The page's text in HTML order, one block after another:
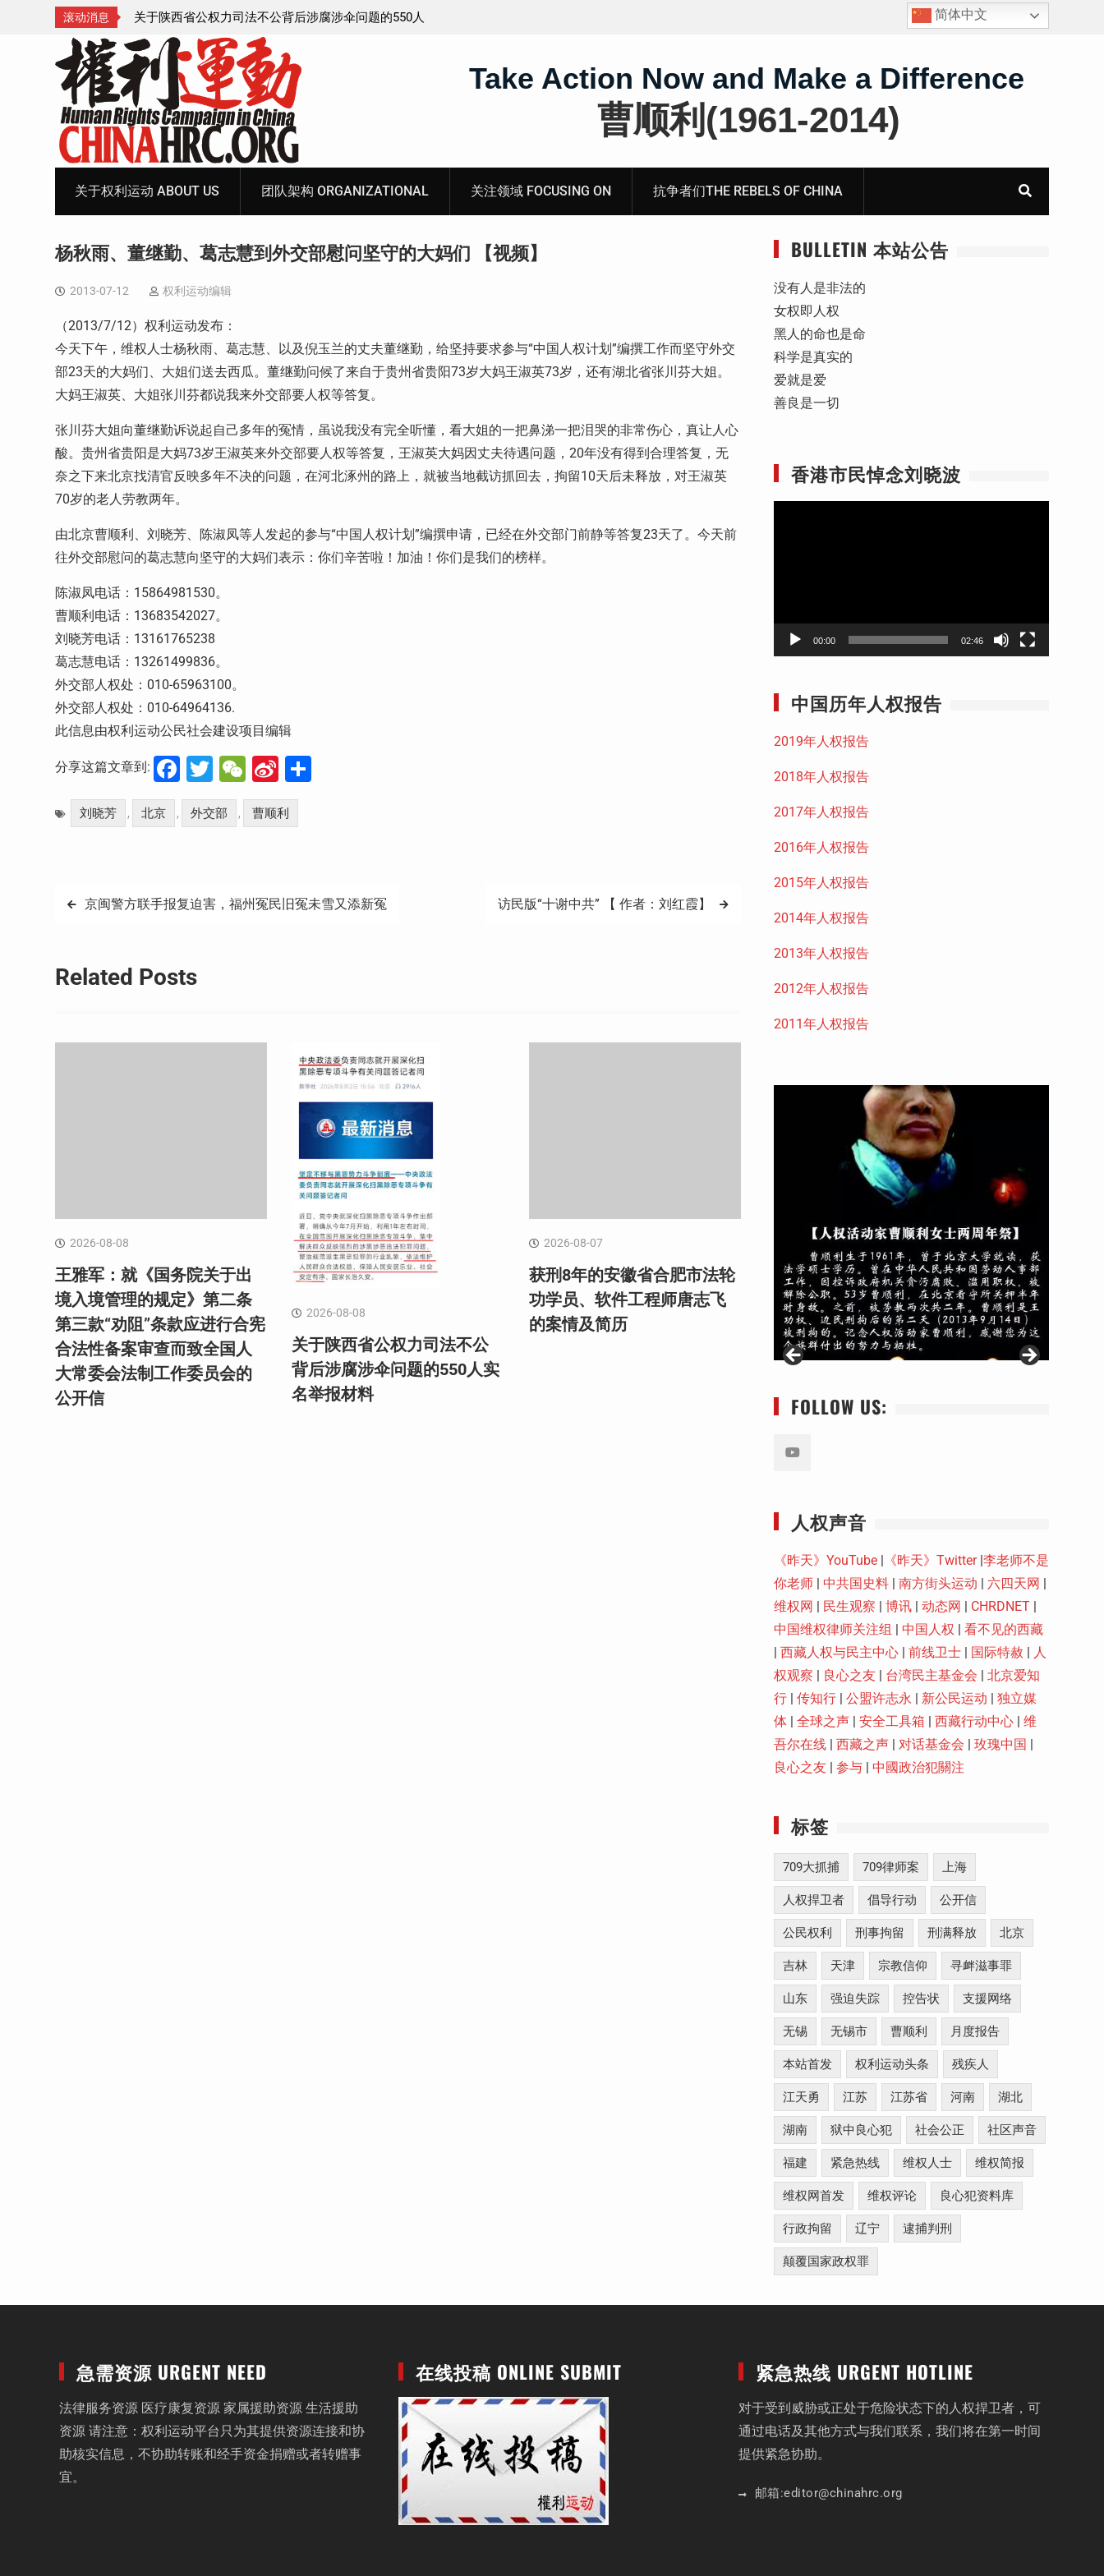
滚动消息
涉伞问题的550人
获刑8年的安徽省合肥市法轮功学员、软件工程师唐志
飞的案情及简历
王雅军：就《国务院关于出境入境管理的规定》第二条
简体中文
Take Action Now and Make a Difference
曹顺利(1961-2014)
关于权利运动 ABOUT US 团队架构 ORGANIZATIONAL 关注领域 FOCUSING ON 抗争者们THE REBELS OF CHINA
杨秋雨、董继勤、葛志慧到外交部慰问坚守的大妈们 【视频】
2013-07-12 权利运动编辑
（2013/7/12）权利运动发布：
今天下午，维权人士杨秋雨、葛志慧、以及倪玉兰的丈夫董继勤，给坚持要求参与“中国人权计划”编撰工作而坚守外交
部23天的大妈们、大姐们送去西瓜。董继勤问候了来自于贵州省贵阳73岁大妈王淑英73岁，还有湖北省张川芬大姐。
大妈王淑英、大姐张川芬都说我来外交部要人权等答复。
张川芬大姐向董继勤诉说起自己多年的冤情，虽说我没有完全听懂，看大姐的一把鼻涕一把泪哭的非常伤心，真让人心
酸。贵州省贵阳是大妈73岁王淑英来外交部要人权等答复，王淑英大妈因丈夫待遇问题，20年没有得到合理答复，无
奈之下来北京找清官反映多年不决的问题，在河北涿州的路上，就被当地截访抓回去，拘留10天后未释放，对王淑英
70岁的老人劳教两年。
由北京曹顺利、刘晓芳、陈淑凤等人发起的参与“中国人权计划”编撰申请，已经在外交部门前静等答复23天了。今天前
往外交部慰问的葛志慧向坚守的大妈们表示：你们辛苦啦！加油！你们是我们的榜样。
陈淑凤电话：15864981530。
曹顺利电话：13683542027。
刘晓芳电话：13161765238
葛志慧电话：13261499836。
外交部人权处：010-65963100。
外交部人权处：010-64964136.
此信息由权利运动公民社会建设项目编辑
分享这篇文章到: Facebook
Twitter
WeChat
Sina
Weibo
刘晓芳 , 北京 , 外交部 , 曹顺利
文
导
京闽警方联手报复迫害，福州冤民旧冤未雪又添新冤 访民版“十谢中共” 【 作者：刘红霞】
Related Posts
2026-08-08
王雅军：就《国务院关于出
境入境管理的规定》第二条
第三款“劝阻”条款应进行合宪
合法性备案审查而致全国人
大常委会法制工作委员会的
公开信
2026-08-08
关于陕西省公权力司法不公
背后涉腐涉伞问题的550人实
名举报材料
2026-08-07
获刑8年的安徽省合肥市法轮
功学员、软件工程师唐志飞
的案情及简历
BULLETIN 本站公告
没有人是非法的
女权即人权
黑人的命也是命
科学是真实的
爱就是爱
善良是一切
香港市民悼念刘晓波
00:00 02:46
中国历年人权报告
2019年人权报告
2018年人权报告
2017年人权报告
2016年人权报告
2015年人权报告
2014年人权报告
2013年人权报告
2012年人权报告
2011年人权报告
FOLLOW US:
人权声音
《昨天》YouTube | 《昨天》Twitter|李老师不是
你老师 | 中共国史料 | 南方街头运动 | 六四天网 |
维权网 | 民生观察 | 博讯 | 动态网 | CHRDNET |
中国维权律师关注组 | 中国人权 | 看不见的西藏
| 西藏人权与民主中心 | 前线卫士 | 国际特赦 | 人
权观察 | 良心之友 | 台湾民主基金会 | 北京爱知
行 | 传知行 | 公盟许志永 | 新公民运动 | 独立媒
体 | 全球之声 | 安全工具箱 | 西藏行动中心 | 维
吾尔在线 | 西藏之声 | 对话基金会 | 玫瑰中国 |
良心之友 | 参与 | 中國政治犯關注
标签
709大抓捕 709律师案 上海
人权捍卫者 倡导行动 公开信
公民权利 刑事拘留 刑满释放 北京
吉林 天津 宗教信仰 寻衅滋事罪
山东 强迫失踪 控告状 支援网络
无锡 无锡市 曹顺利 月度报告
本站首发 权利运动头条 残疾人
江天勇 江苏 江苏省 河南 湖北
湖南 狱中良心犯 社会公正 社区声音
福建 紧急热线 维权人士 维权简报
维权网首发 维权评论 良心犯资料库
行政拘留 辽宁 逮捕判刑
颠覆国家政权罪
急需资源 URGENT NEED
法律服务资源 医疗康复资源 家属援助资源 生活援助
资源 请注意：权利运动平台只为其提供资源连接和协
助核实信息，不协助转账和经手资金捐赠或者转赠事
宜。
在线投稿 ONLINE SUBMIT 紧急热线 URGENT HOTLINE
对于受到威胁或正处于危险状态下的人权捍卫者，可
通过电话及其他方式与我们联系，我们将在第一时间
提供紧急协助。
邮箱:editor@chinahrc.org